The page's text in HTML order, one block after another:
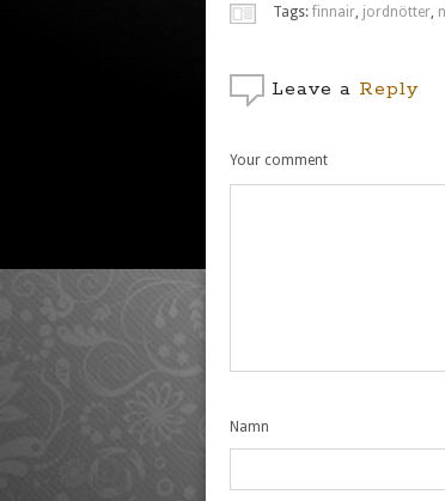
Tags: finnair, jordnötter,
Leave a Reply
Your comment
Namn